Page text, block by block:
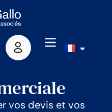
vos devis et vos